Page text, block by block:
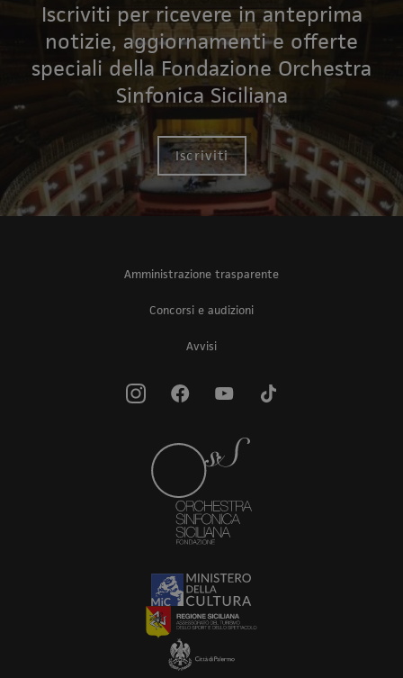
Iscriviti per ricevere in anteprima
notizie, aggiornamenti e offerte
speciali della Fondazione Orchestra
Sinfonica Siciliana
Iscriviti
Amministrazione trasparente
Concorsi e audizioni
Avvisi